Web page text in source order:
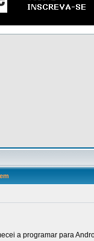
a programar para